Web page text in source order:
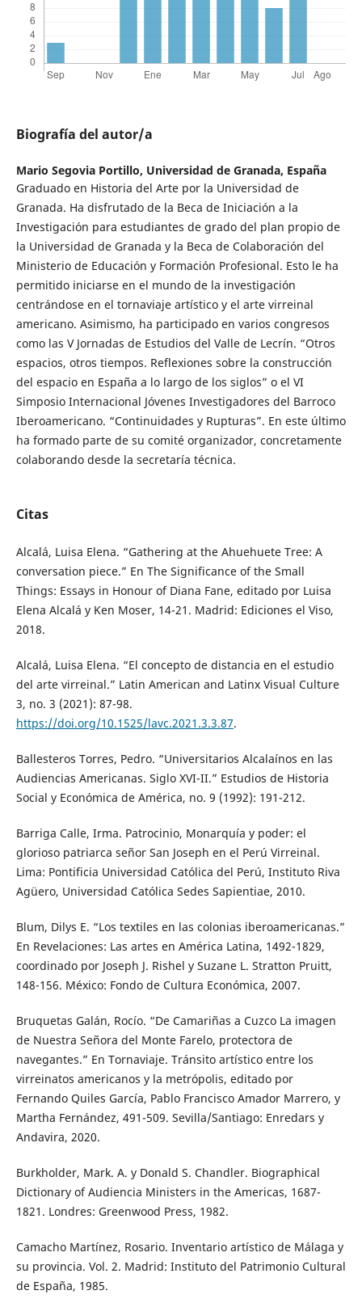
Biografía del autor/a
Mario Segovia Portillo, Universidad de Granada, España
Graduado en Historia del Arte por la Universidad de
Granada. Ha disfrutado de la Beca de Iniciación a la
Investigación para estudiantes de grado del plan propio de
la Universidad de Granada y la Beca de Colaboración del
Ministerio de Educación y Formación Profesional. Esto le ha
permitido iniciarse en el mundo de la investigación
centrándose en el tornaviaje artístico y el arte virreinal
americano. Asimismo, ha participado en varios congresos
como las V Jornadas de Estudios del Valle de Lecrín. “Otros
espacios, otros tiempos. Reflexiones sobre la construcción
del espacio en España a lo largo de los siglos” o el VI
Simposio Internacional Jóvenes Investigadores del Barroco
Iberoamericano. “Continuidades y Rupturas”. En este último
ha formado parte de su comité organizador, concretamente
colaborando desde la secretaría técnica.
Citas
Alcalá, Luisa Elena. “Gathering at the Ahuehuete Tree: A
conversation piece.” En The Significance of the Small
Things: Essays in Honour of Diana Fane, editado por Luisa
Elena Alcalá y Ken Moser, 14-21. Madrid: Ediciones el Viso,
2018.
Alcalá, Luisa Elena. “El concepto de distancia en el estudio
del arte virreinal.” Latin American and Latinx Visual Culture
3, no. 3 (2021): 87-98.
https://doi.org/10.1525/lavc.2021.3.3.87.
Ballesteros Torres, Pedro. “Universitarios Alcalaínos en las
Audiencias Americanas. Siglo XVI-II.” Estudios de Historia
Social y Económica de América, no. 9 (1992): 191-212.
Barriga Calle, Irma. Patrocinio, Monarquía y poder: el
glorioso patriarca señor San Joseph en el Perú Virreinal.
Lima: Pontificia Universidad Católica del Perú, Instituto Riva
Agüero, Universidad Católica Sedes Sapientiae, 2010.
Blum, Dilys E. “Los textiles en las colonias iberoamericanas.”
En Revelaciones: Las artes en América Latina, 1492-1829,
coordinado por Joseph J. Rishel y Suzane L. Stratton Pruitt,
148-156. México: Fondo de Cultura Económica, 2007.
Bruquetas Galán, Rocío. “De Camariñas a Cuzco La imagen
de Nuestra Señora del Monte Farelo, protectora de
navegantes.” En Tornaviaje. Tránsito artístico entre los
virreinatos americanos y la metrópolis, editado por
Fernando Quiles García, Pablo Francisco Amador Marrero, y
Martha Fernández, 491-509. Sevilla/Santiago: Enredars y
Andavira, 2020.
Burkholder, Mark. A. y Donald S. Chandler. Biographical
Dictionary of Audiencia Ministers in the Americas, 1687-
1821. Londres: Greenwood Press, 1982.
Camacho Martínez, Rosario. Inventario artístico de Málaga y
su provincia. Vol. 2. Madrid: Instituto del Patrimonio Cultural
de España, 1985.